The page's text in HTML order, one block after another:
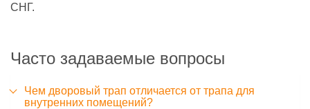
СНГ.
Часто задаваемые вопросы
Чем дворовый трап отличается от трапа для
внутренних помещений?